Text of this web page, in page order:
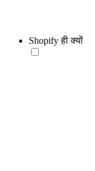
Shopify ही क्यों